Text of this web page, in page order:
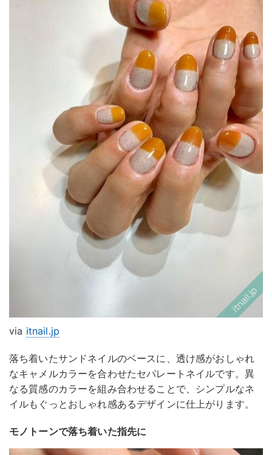
via itnail.jp
落ち着いたサンドネイルのベースに、透け感がおしゃれ
なキャメルカラーを合わせたセパレートネイルです。異
なる質感のカラーを組み合わせることで、シンプルなネ
イルもぐっとおしゃれ感あるデザインに仕上がります。
モノトーンで落ち着いた指先に